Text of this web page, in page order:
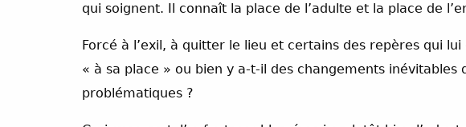
qui soignent. Il connaît la place de l’adulte et la place de
Forcé à l’exil, à quitter le lieu et certains des repères qui
« à sa place » ou bien y a-t-il des changements
problématiques ?